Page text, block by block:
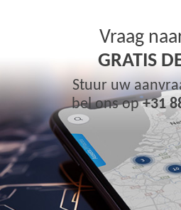
Vraag
GRATIS
Stuur uw
bel ons op+31